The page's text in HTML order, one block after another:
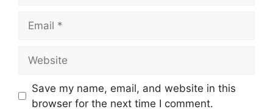
Save my name, email, and website in this
browser for the next time I comment.